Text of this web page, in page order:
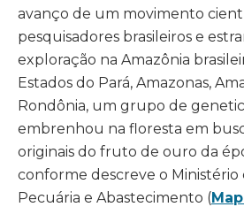
avanço de um movimento
pesquisadores brasileiros e
exploração na Amazônia
Estados do Pará, Amazonas,
Rondônia, um grupo de
embrenhou na floresta em
originais do fruto de ouro da
conforme descreve o
Pecuária e Abastecimento (